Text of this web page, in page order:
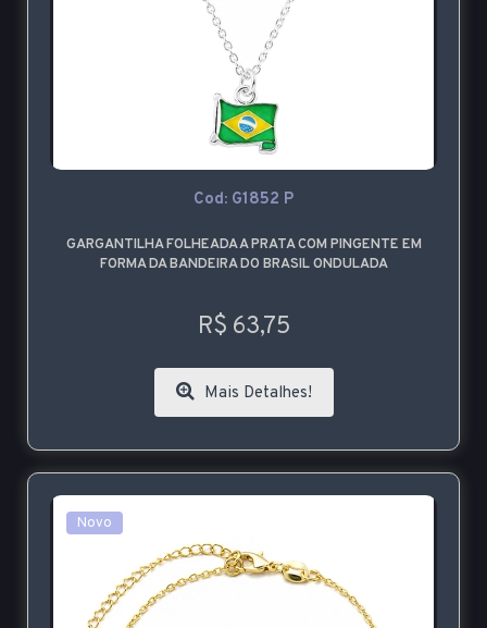
Cod: G1852 P
GARGANTILHA FOLHEADA A PRATA COM PINGENTE EM
FORMA DA BANDEIRA DO BRASIL ONDULADA
R$ 63,75
Mais Detalhes!
Novo